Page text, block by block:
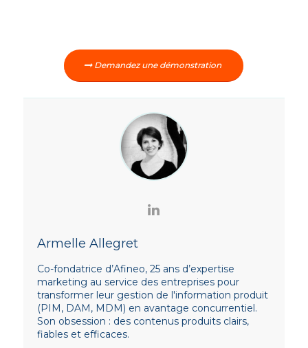
Demandez une démonstration
Armelle Allegret
Co-fondatrice d’Afineo, 25 ans d’expertise
marketing au service des entreprises pour
transformer leur gestion de l'information produit
(PIM, DAM, MDM) en avantage concurrentiel.
Son obsession : des contenus produits clairs,
fiables et efficaces.